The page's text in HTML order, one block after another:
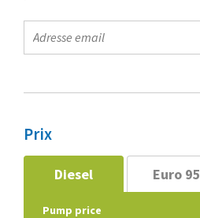
E-
mail
Prix
Diesel Euro 95
Pump price